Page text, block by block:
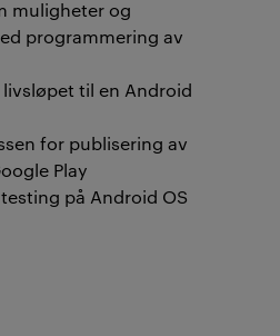
muligheter og
programmering av
til en Android
for publisering av
Play
på Android OS